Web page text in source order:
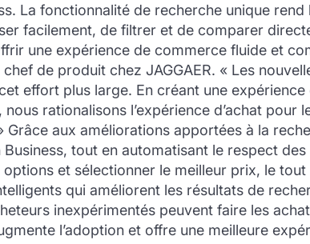
La fonctionnalité de recherche unique
facilement, de filtrer et de comparer
une expérience de commerce fluide et
de produit chez JAGGAER. « Les
effort plus large. En créant une
rationalisons l’expérience d’achat
aux améliorations apportées à la
tout en automatisant le respect
et sélectionner le meilleur prix, le tout
qui améliorent les résultats de
inexpérimentés peuvent faire les
l’adoption et offre une meilleure